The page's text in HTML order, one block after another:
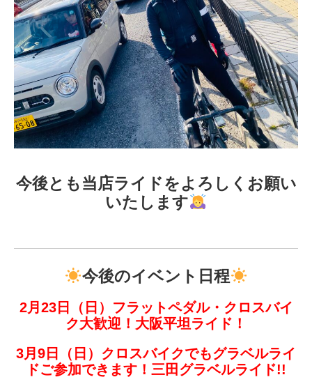
今後とも当店ライドをよろしくお願い
いたします
今後のイベント日程
2月23日（日）フラットペダル・クロスバイ
ク大歓迎！大阪平坦ライド！
3月9日（日）クロスバイクでもグラベルライ
ドご参加できます！三田グラベルライド!!